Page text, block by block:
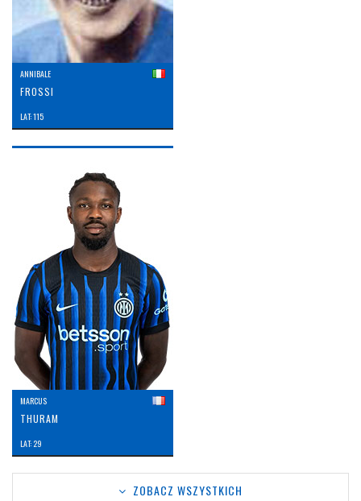
ANNIBALE
FROSSI
LAT: 115
MARCUS
THURAM
LAT: 29
ZOBACZ WSZYSTKICH